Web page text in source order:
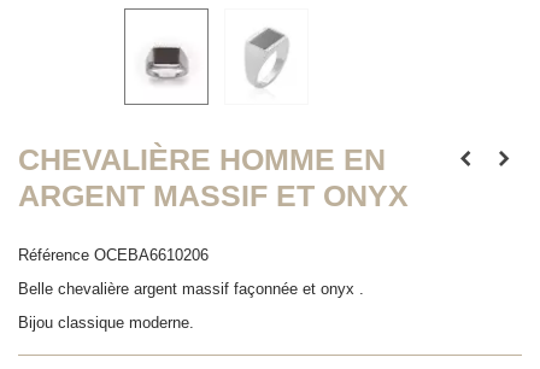
CHEVALIÈRE HOMME EN
ARGENT MASSIF ET ONYX
Référence OCEBA6610206
Belle chevalière argent massif façonnée et onyx .
Bijou classique moderne.